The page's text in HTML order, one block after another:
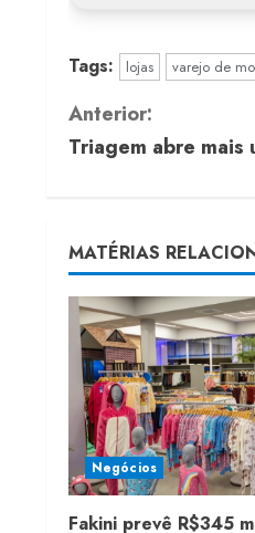
Tags: lojas varejo de
C
o
t
i
n
u
e
R
Anterior:
Triagem abre mais
MATÉRIAS
Negócios
Fakini prevê R$345